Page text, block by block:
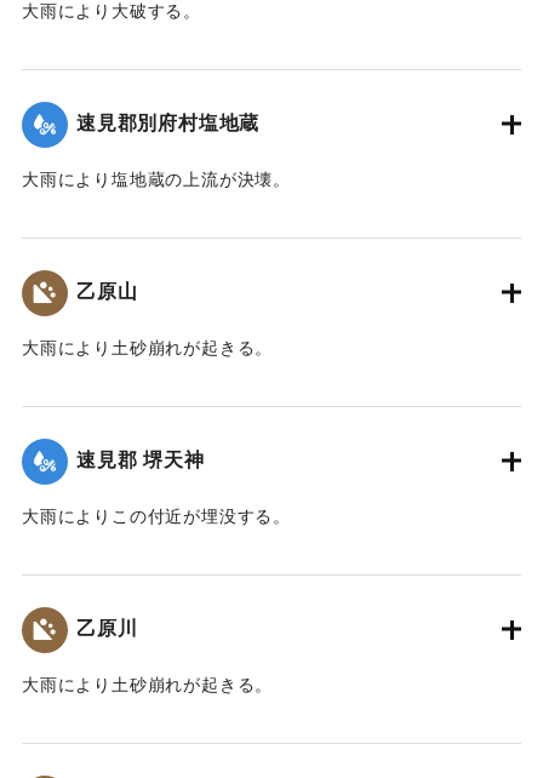
大雨により大破する。
｜固有コード:00201005
速見郡別府村塩地蔵
大雨により塩地蔵の上流が決壊。
｜固有コード:00201006
乙原山
大雨により土砂崩れが起きる。
｜固有コード:00201008
速見郡 堺天神
大雨によりこの付近が埋没する。
｜固有コード:00201009
乙原川
大雨により土砂崩れが起きる。
｜固有コード:00201001